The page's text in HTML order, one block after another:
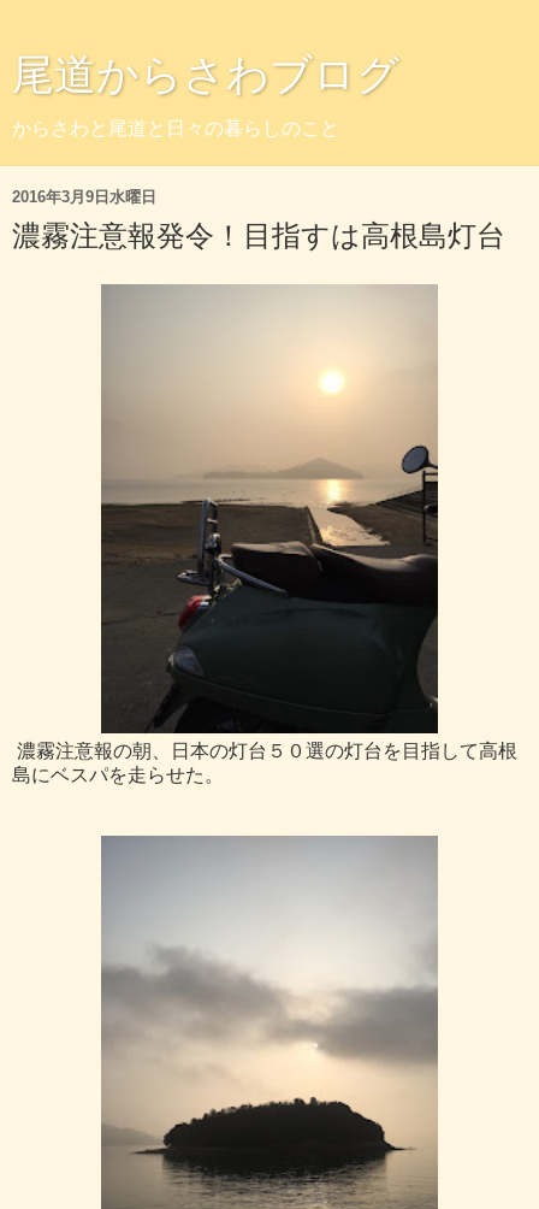
尾道からさわブログ
からさわと尾道と日々の暮らしのこと
2016年3月9日水曜日
濃霧注意報発令！目指すは高根島灯台
濃霧注意報の朝、日本の灯台５０選の灯台を目指して高根
島にベスパを走らせた。